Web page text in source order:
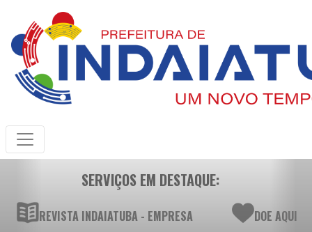
SERVIÇOS EM DESTAQUE:
REVISTA INDAIATUBA - EMPRESA DOE AQUI